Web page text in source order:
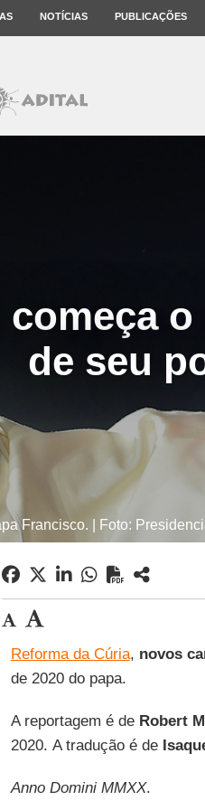
NOTÍCIAS PUBLICAÇÕES
de seu
Francisco. | Foto:
Reforma da Cúria, novos
de 2020 do papa.
A reportagem é de Robert
2020. A tradução é de
Anno Domini MMXX.